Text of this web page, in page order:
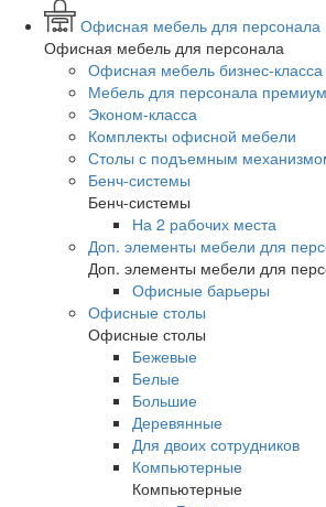
Офисная мебель для персонала
Офисная мебель для персонала
Офисная мебель бизнес-класса
Мебель для персонала
Эконом-класса
Комплекты офисной мебели
Столы с подъемным
Бенч-системы
Бенч-системы
На 2 рабочих места
Доп. элементы мебели для
Доп. элементы мебели для
Офисные барьеры
Офисные столы
Офисные столы
Бежевые
Белые
Большие
Деревянные
Для двоих сотрудников
Компьютерные
Компьютерные